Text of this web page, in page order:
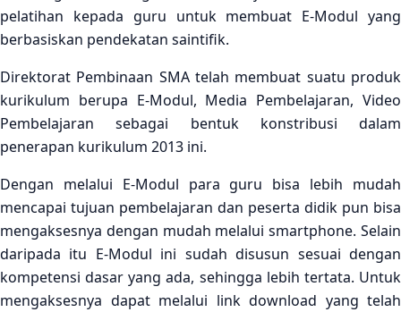
pelatihan kepada guru untuk membuat E-Modul yang
berbasiskan pendekatan saintifik.
Direktorat Pembinaan SMA telah membuat suatu produk
kurikulum berupa E-Modul, Media Pembelajaran, Video
Pembelajaran sebagai bentuk konstribusi dalam
penerapan kurikulum 2013 ini.
Dengan melalui E-Modul para guru bisa lebih mudah
mencapai tujuan pembelajaran dan peserta didik pun bisa
mengaksesnya dengan mudah melalui smartphone. Selain
daripada itu E-Modul ini sudah disusun sesuai dengan
kompetensi dasar yang ada, sehingga lebih tertata. Untuk
mengaksesnya dapat melalui link download yang telah